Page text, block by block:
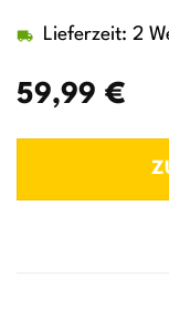
59,99 €
Lieferzeit: 2